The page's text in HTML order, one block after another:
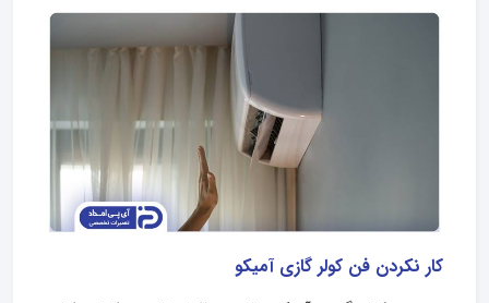
کار نکردن فن کولر گازی آمیکو